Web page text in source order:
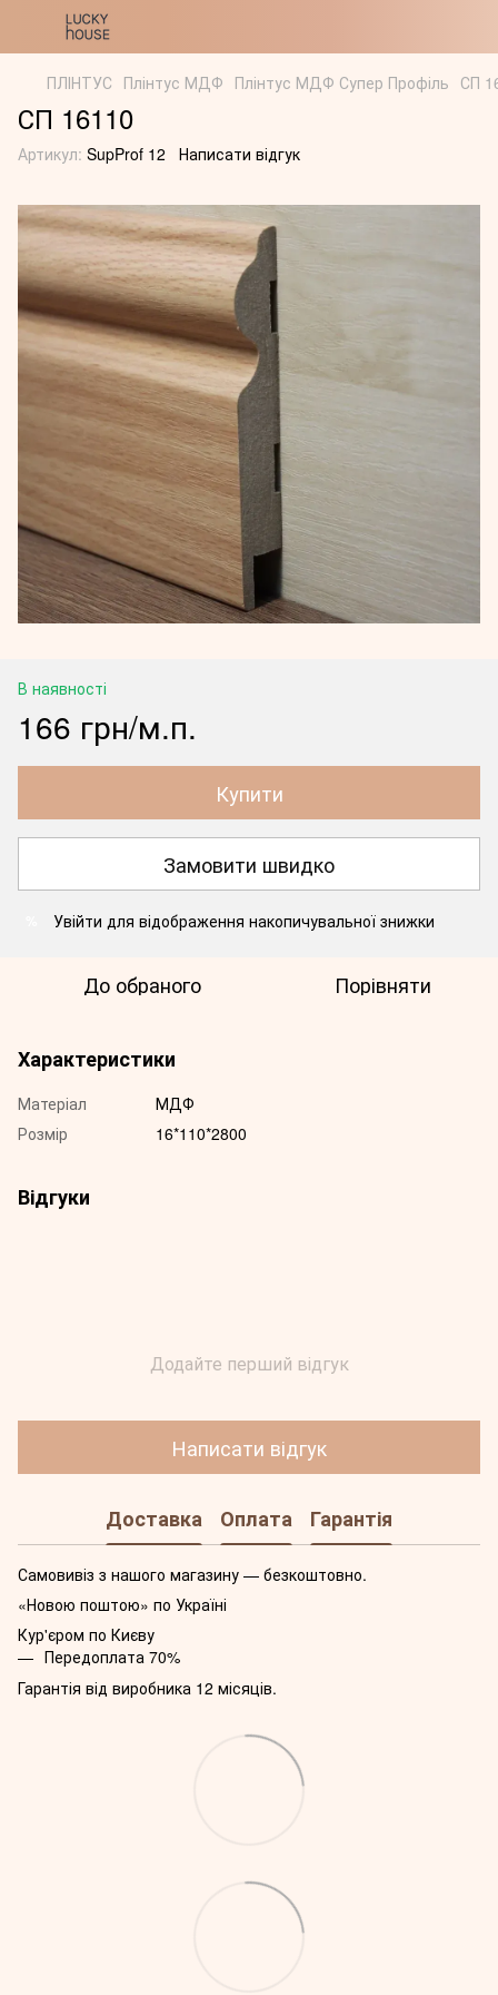
ПЛІНТУС Плінтус МДФ Плінтус МДФ Супер Профіль СП
СП 16110
Артикул: SupProf 12 Написати відгук
В наявності
166 грн/м.п.
Купити
Замовити швидко
Увійти для відображення накопичувальної знижки
До обраного Порівняти
Характеристики
Матеріал
МДФ
Розмір
16*110*2800
Відгуки
Додайте перший відгук
Написати відгук
Доставка Оплата Гарантія
Самовивіз з нашого магазину — безкоштовно.
«Новою поштою» по Україні
Кур'єром по Києву
Передоплата 70%
Гарантія від виробника 12 місяців.